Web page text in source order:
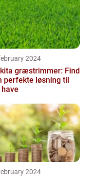
2024
græstrimmer: Find
perfekte løsning til
2024